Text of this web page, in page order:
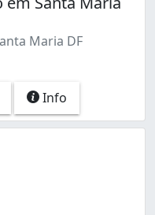
Maria DF
Info